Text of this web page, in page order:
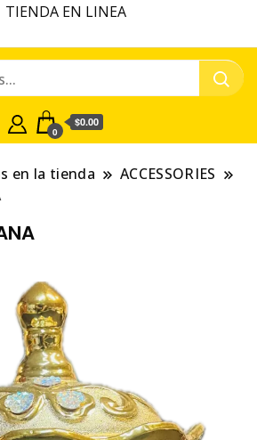
TIENDA EN LINEA
0
$0.00
en la tienda
ACCESSORIES